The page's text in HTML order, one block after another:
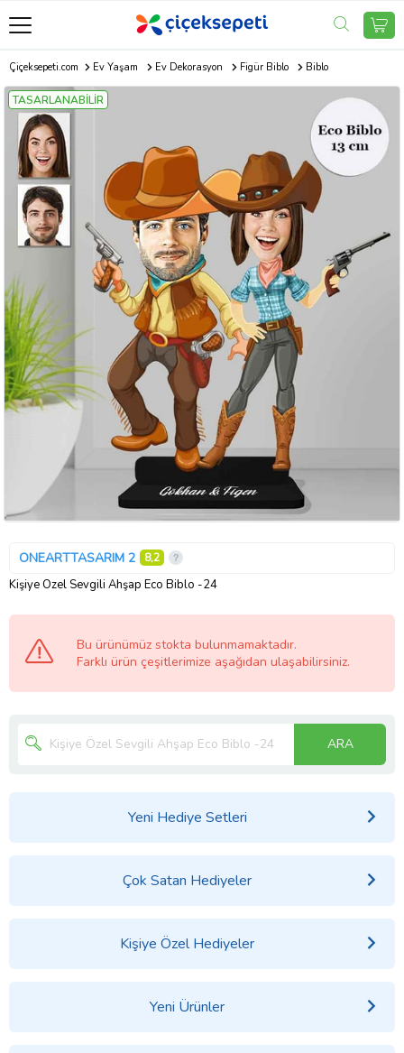
Çiçeksepeti.com Ev Yaşam Ev Dekorasyon Figür Biblo Biblo
TASARLANABİLİR
ONEARTTASARIM 2 8,2
Kişiye Özel Sevgili Ahşap Eco Biblo -24
Bu ürünümüz stokta bulunmamaktadır.
Farklı ürün çeşitlerimize aşağıdan ulaşabilirsiniz.
ARA
Yeni Hediye Setleri
Çok Satan Hediyeler
Kişiye Özel Hediyeler
Yeni Ürünler